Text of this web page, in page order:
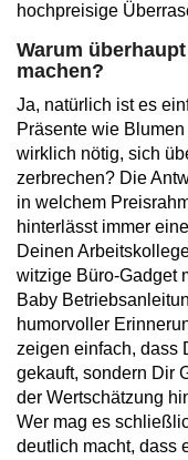
hochpreisige
Warum
machen?
Ja, natürlich ist es
Präsente wie
wirklich nötig, sich
zerbrechen? Die
in welchem
hinterlässt immer
Deinen
witzige Büro-Gadget
Baby
humorvoller
zeigen einfach, dass
gekauft, sondern Dir
der Wertschätzung
Wer mag es
deutlich macht, dass